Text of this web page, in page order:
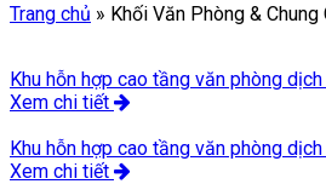
Trang chủ » Khối Văn Phòng & Chung
Khu hỗn hợp cao tầng văn phòng
Xem chi tiết
Khu hỗn hợp cao tầng văn phòng
Xem chi tiết